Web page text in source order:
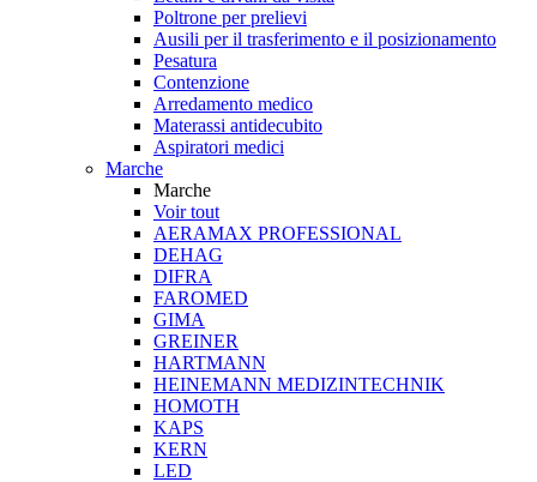
Poltrone per prelievi
Ausili per il trasferimento e il posizionamento
Pesatura
Contenzione
Arredamento medico
Materassi antidecubito
Aspiratori medici
Marche
Marche
Voir tout
AERAMAX PROFESSIONAL
DEHAG
DIFRA
FAROMED
GIMA
GREINER
HARTMANN
HEINEMANN MEDIZINTECHNIK
HOMOTH
KAPS
KERN
LED